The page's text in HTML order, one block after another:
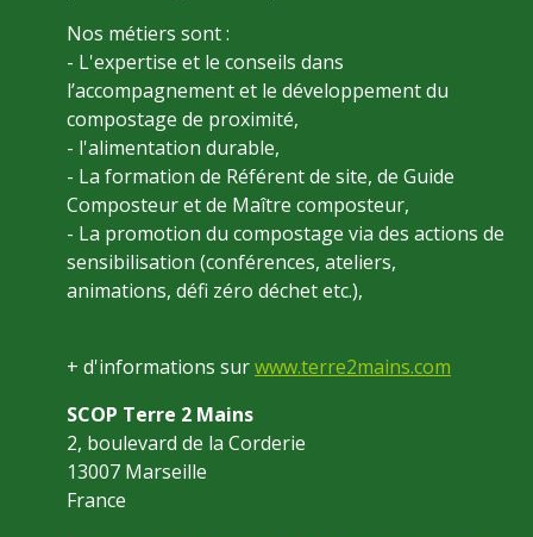
Nos métiers sont :
- L'expertise et le conseils dans
l’accompagnement et le développement du
compostage de proximité,
- l'alimentation durable,
- La formation de Référent de site, de Guide
Composteur et de Maître composteur,
- La promotion du compostage via des actions de
sensibilisation (conférences, ateliers,
animations, défi zéro déchet etc.),
+ d'informations surwww.terre2mains.com
SCOP Terre 2 Mains
2, boulevard de la Corderie
13007 Marseille
France